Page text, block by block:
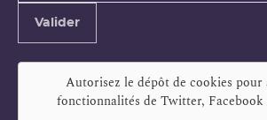
Valider
Autorisez le dépôt de cookies pour
fonctionnalités de Twitter,